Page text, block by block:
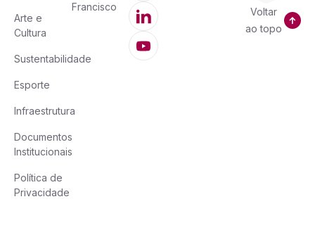
Arte e
Cultura
Sustentabilidade
Esporte
Infraestrutura
Documentos
Institucionais
Política de
Privacidade
Francisco
Voltar
ao topo